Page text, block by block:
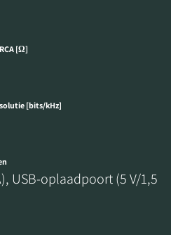
[Ω]
[bits/kHz]
USB-oplaadpoort (5 V/1,5